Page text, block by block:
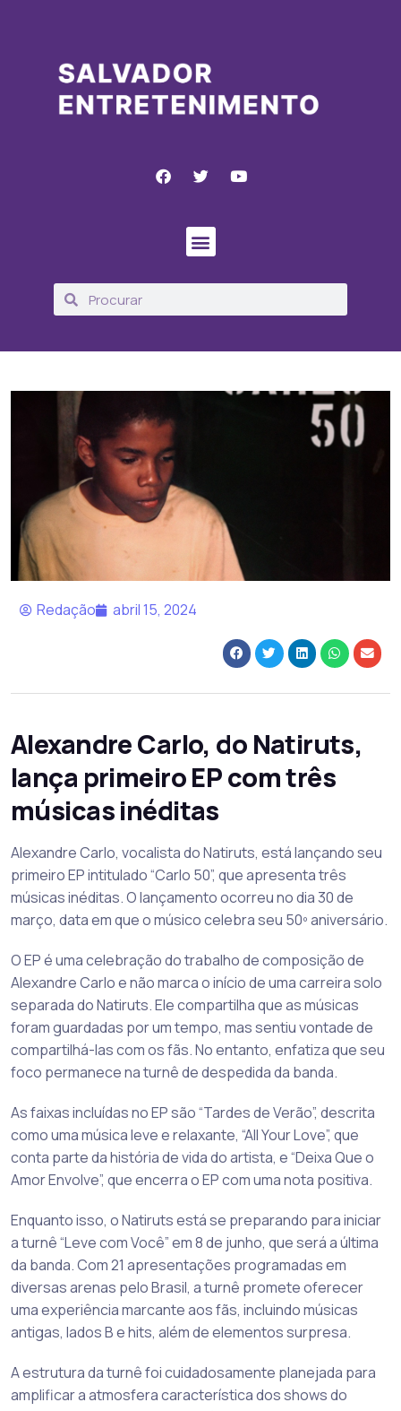
Redação abril 15, 2024
Alexandre Carlo, do Natiruts,
lança primeiro EP com três
músicas inéditas
Alexandre Carlo, vocalista do Natiruts, está lançando seu
primeiro EP intitulado “Carlo 50”, que apresenta três
músicas inéditas. O lançamento ocorreu no dia 30 de
março, data em que o músico celebra seu 50º aniversário.
O EP é uma celebração do trabalho de composição de
Alexandre Carlo e não marca o início de uma carreira solo
separada do Natiruts. Ele compartilha que as músicas
foram guardadas por um tempo, mas sentiu vontade de
compartilhá-las com os fãs. No entanto, enfatiza que seu
foco permanece na turnê de despedida da banda.
As faixas incluídas no EP são “Tardes de Verão”, descrita
como uma música leve e relaxante, “All Your Love”, que
conta parte da história de vida do artista, e “Deixa Que o
Amor Envolve”, que encerra o EP com uma nota positiva.
Enquanto isso, o Natiruts está se preparando para iniciar
a turnê “Leve com Você” em 8 de junho, que será a última
da banda. Com 21 apresentações programadas em
diversas arenas pelo Brasil, a turnê promete oferecer
uma experiência marcante aos fãs, incluindo músicas
antigas, lados B e hits, além de elementos surpresa.
A estrutura da turnê foi cuidadosamente planejada para
amplificar a atmosfera característica dos shows do